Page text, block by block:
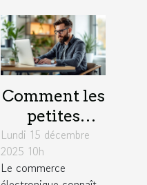
Comment les
petites
entreprises
peuvent
exploiter les
Lundi 15 décembre
2025 10h
Le commerce